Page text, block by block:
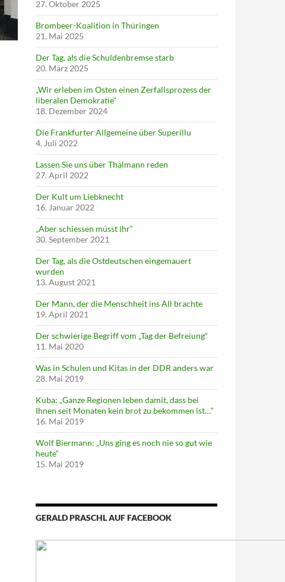
27. Oktober 2025
Brombeer-Koalition in Thüringen
21. Mai 2025
Der Tag, als die Schuldenbremse starb
20. März 2025
„Wir erleben im Osten einen Zerfallsprozess der
liberalen Demokratie“
18. Dezember 2024
Die Frankfurter Allgemeine über Superillu
4. Juli 2022
Lassen Sie uns über Thälmann reden
27. April 2022
Der Kult um Liebknecht
16. Januar 2022
„Aber schiessen müsst ihr“
30. September 2021
Der Tag, als die Ostdeutschen eingemauert
wurden
13. August 2021
Der Mann, der die Menschheit ins All brachte
19. April 2021
Der schwierige Begriff vom „Tag der Befreiung“
11. Mai 2020
Was in Schulen und Kitas in der DDR anders war
28. Mai 2019
Kuba: „Ganze Regionen leben damit, dass bei
Ihnen seit Monaten kein brot zu bekommen ist…“
16. Mai 2019
Wolf Biermann: „Uns ging es noch nie so gut wie
heute“
15. Mai 2019
GERALD PRASCHL AUF FACEBOOK